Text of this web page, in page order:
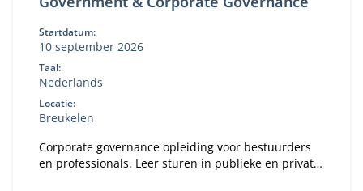
Startdatum:
10 september 2026
Taal:
Nederlands
Locatie:
Breukelen
Corporate governance opleiding voor bestuurders
en professionals. Leer sturen in publieke en private